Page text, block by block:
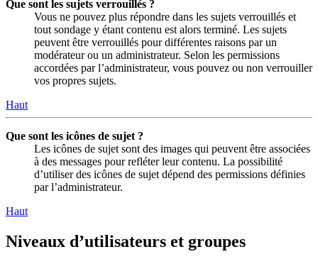
Que sont les sujets verrouillés ?
Vous ne pouvez plus répondre dans les sujets verrouillés et
tout sondage y étant contenu est alors terminé. Les sujets
peuvent être verrouillés pour différentes raisons par un
modérateur ou un administrateur. Selon les permissions
accordées par l’administrateur, vous pouvez ou non verrouiller
vos propres sujets.
Haut
Que sont les icônes de sujet ?
Les icônes de sujet sont des images qui peuvent être associées
à des messages pour refléter leur contenu. La possibilité
d’utiliser des icônes de sujet dépend des permissions définies
par l’administrateur.
Haut
Niveaux d’utilisateurs et groupes